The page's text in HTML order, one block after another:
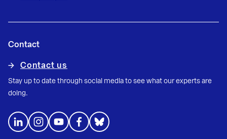
Contact
Contact us
Stay up to date through social media to see what our experts are
doing.